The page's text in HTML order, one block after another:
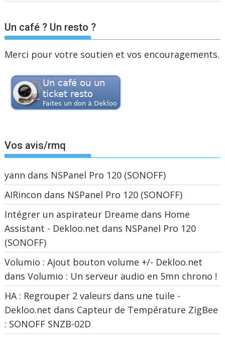
Un café ? Un resto ?
Merci pour votre soutien et vos encouragements.
Vos avis/rmq
yann dans NSPanel Pro 120 (SONOFF)
AIRincon dans NSPanel Pro 120 (SONOFF)
Intégrer un aspirateur Dreame dans Home
Assistant - Dekloo.net dans NSPanel Pro 120
(SONOFF)
Volumio : Ajout bouton volume +/- Dekloo.net
dansVolumio : Un serveur audio en 5mn chrono !
HA : Regrouper 2 valeurs dans une tuile -
Dekloo.net dans Capteur de Température ZigBee
: SONOFF SNZB-02D